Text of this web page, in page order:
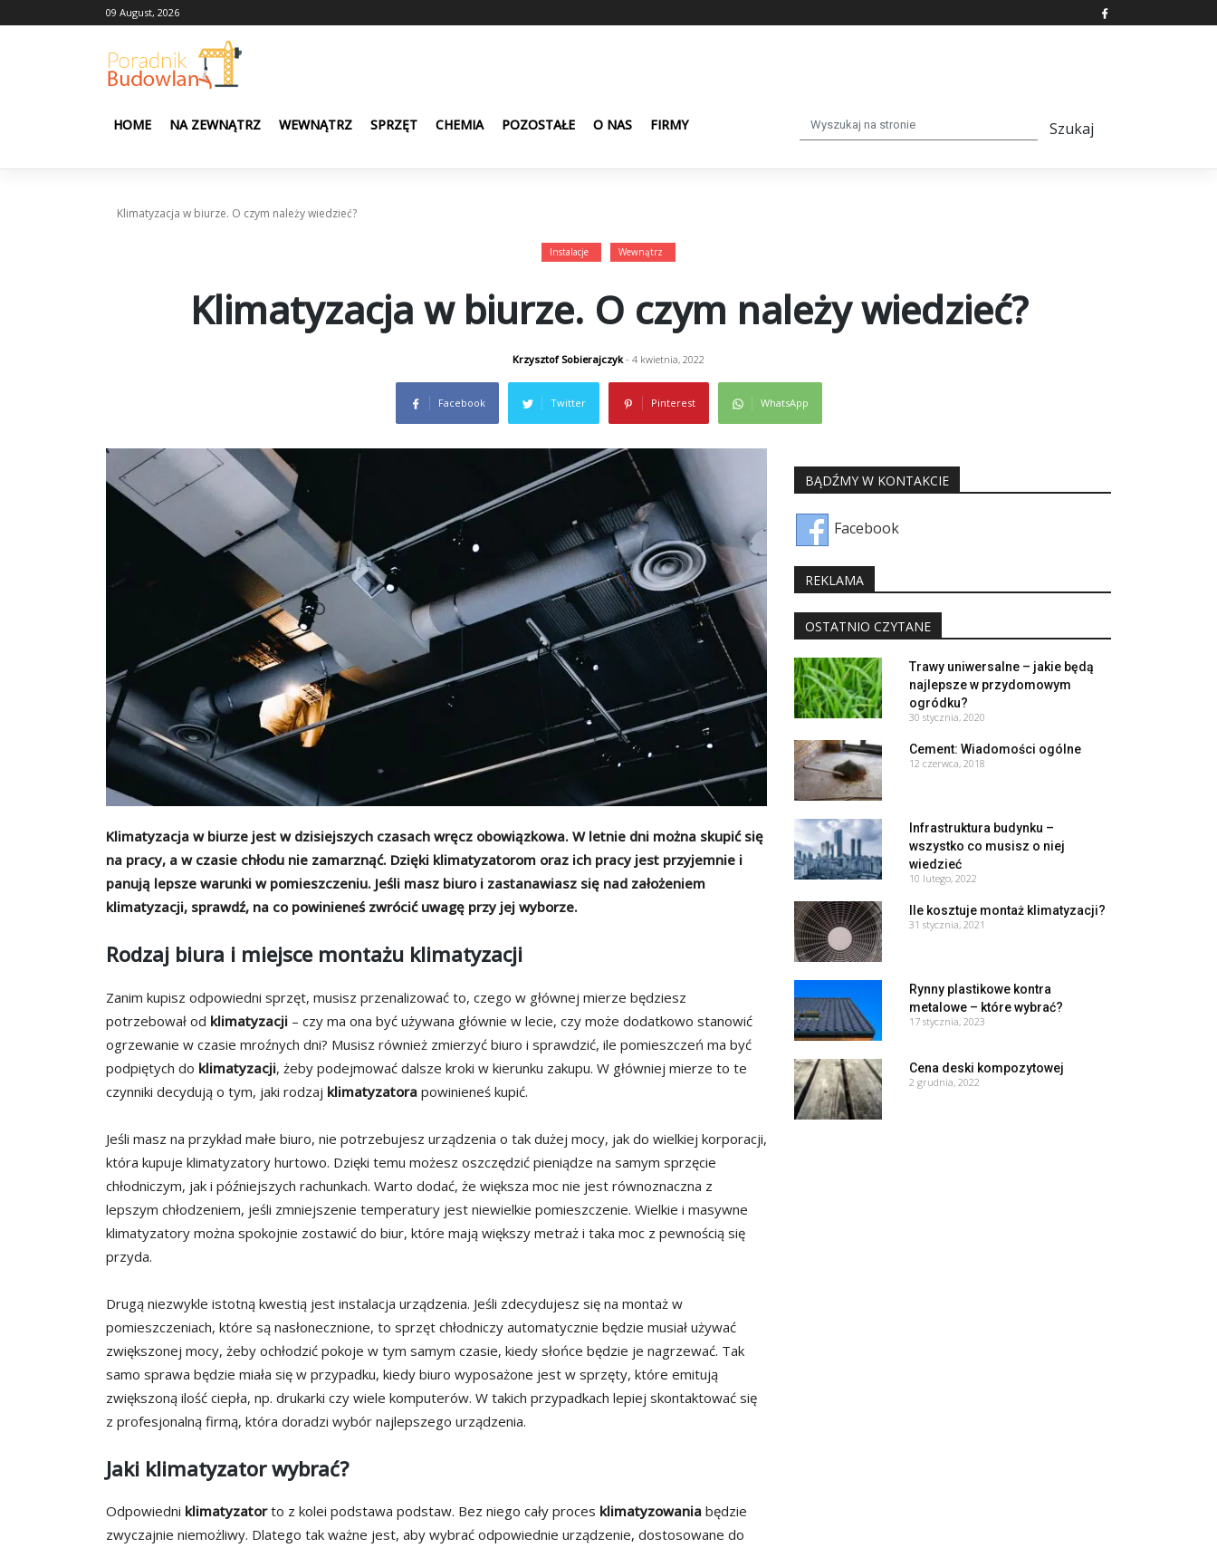
to
09 August, 2026
HOME NA ZEWNĄTRZ WEWNĄTRZ SPRZĘT CHEMIA POZOSTAŁE O NAS FIRMY
Klimatyzacja w biurze. O czym należy wiedzieć?
Instalacje Wewnątrz
Klimatyzacja w biurze. O czym należy wiedzieć?
Krzysztof Sobierajczyk- 4 kwietnia, 2022
Facebook Twitter Pinterest WhatsApp
Klimatyzacja w biurze jest w dzisiejszych czasach wręcz obowiązkowa. W letnie dni można skupić się
na pracy, a w czasie chłodu nie zamarznąć. Dzięki klimatyzatorom oraz ich pracy jest przyjemnie i
panują lepsze warunki w pomieszczeniu. Jeśli masz biuro i zastanawiasz się nad założeniem
klimatyzacji, sprawdź, na co powinieneś zwrócić uwagę przy jej wyborze.
Rodzaj biura i miejsce montażu klimatyzacji
Zanim kupisz odpowiedni sprzęt, musisz przenalizować to, czego w głównej mierze będziesz
potrzebował od klimatyzacji – czy ma ona być używana głównie w lecie, czy może dodatkowo stanowić
ogrzewanie w czasie mroźnych dni? Musisz również zmierzyć biuro i sprawdzić, ile pomieszczeń ma być
podpiętych do klimatyzacji, żeby podejmować dalsze kroki w kierunku zakupu. W główniej mierze to te
czynniki decydują o tym, jaki rodzaj klimatyzatora powinieneś kupić.
Jeśli masz na przykład małe biuro, nie potrzebujesz urządzenia o tak dużej mocy, jak do wielkiej korporacji,
która kupuje klimatyzatory hurtowo. Dzięki temu możesz oszczędzić pieniądze na samym sprzęcie
chłodniczym, jak i późniejszych rachunkach. Warto dodać, że większa moc nie jest równoznaczna z
lepszym chłodzeniem, jeśli zmniejszenie temperatury jest niewielkie pomieszczenie. Wielkie i masywne
klimatyzatory można spokojnie zostawić do biur, które mają większy metraż i taka moc z pewnością się
przyda.
Drugą niezwykle istotną kwestią jest instalacja urządzenia. Jeśli zdecydujesz się na montaż w
pomieszczeniach, które są nasłonecznione, to sprzęt chłodniczy automatycznie będzie musiał używać
zwiększonej mocy, żeby ochłodzić pokoje w tym samym czasie, kiedy słońce będzie je nagrzewać. Tak
samo sprawa będzie miała się w przypadku, kiedy biuro wyposażone jest w sprzęty, które emitują
zwiększoną ilość ciepła, np. drukarki czy wiele komputerów. W takich przypadkach lepiej skontaktować się
z profesjonalną firmą, która doradzi wybór najlepszego urządzenia.
Jaki klimatyzator wybrać?
Odpowiedni klimatyzatorto z kolei podstawa podstaw. Bez niego cały proces klimatyzowania będzie
zwyczajnie niemożliwy. Dlatego tak ważne jest, aby wybrać odpowiednie urządzenie, dostosowane do
BĄDŹMY W KONTAKCIE
Facebook
REKLAMA
OSTATNIO CZYTANE
Trawy uniwersalne – jakie będą
najlepsze w przydomowym
ogródku?
30 stycznia, 2020
Cement: Wiadomości ogólne
12 czerwca, 2018
Infrastruktura budynku –
wszystko co musisz o niej
wiedzieć
10 lutego, 2022
Ile kosztuje montaż klimatyzacji?
31 stycznia, 2021
Rynny plastikowe kontra
metalowe – które wybrać?
17 stycznia, 2023
Cena deski kompozytowej
2 grudnia, 2022